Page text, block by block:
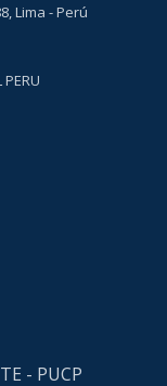
Lima - Perú
PERU
- PUCP